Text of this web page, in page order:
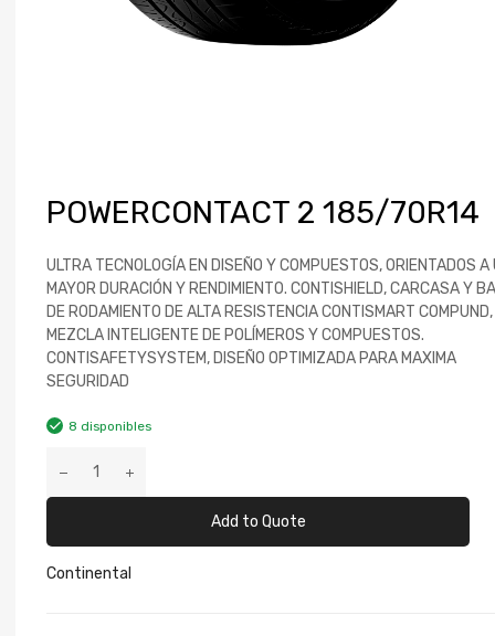
POWERCONTACT 2 185/70R14
ULTRA TECNOLOGÍA EN DISEÑO Y COMPUESTOS, ORIENTADOS A
MAYOR DURACIÓN Y RENDIMIENTO. CONTISHIELD, CARCASA Y
DE RODAMIENTO DE ALTA RESISTENCIA CONTISMART COMPUND,
MEZCLA INTELIGENTE DE POLÍMEROS Y COMPUESTOS.
CONTISAFETYSYSTEM, DISEÑO OPTIMIZADA PARA MAXIMA
SEGURIDAD
8 disponibles
Add to Quote
Continental